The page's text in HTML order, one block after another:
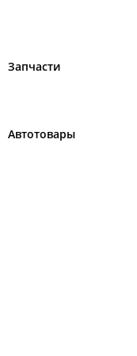
Запчасти
Автотовары